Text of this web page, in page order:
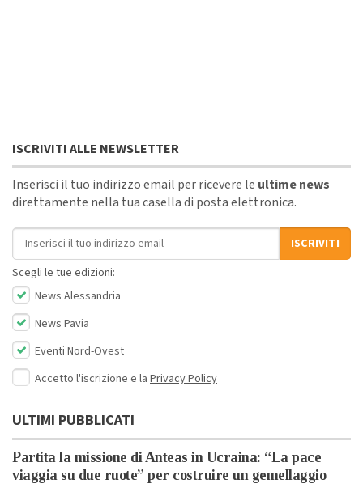
ISCRIVITI ALLE NEWSLETTER
Inserisci il tuo indirizzo email per ricevere le ultime news
direttamente nella tua casella di posta elettronica.
Indirizzo email
ISCRIVITI
Scegli le tue edizioni:
News Alessandria
News Pavia
Eventi Nord-Ovest
Accetto l'iscrizione e la Privacy Policy
ULTIMI PUBBLICATI
Partita la missione di Anteas in Ucraina: “La pace
viaggia su due ruote” per costruire un gemellaggio